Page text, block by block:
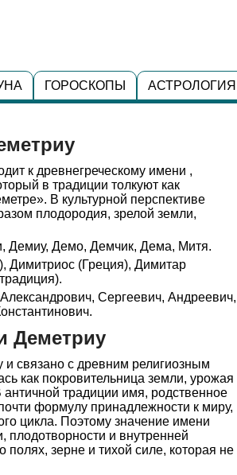
ГОРОСКОПЫ АСТРОЛОГИЯ
к древнегреческому имени ,
в традиции толкуют как
В культурной перспективе
плодородия, зрелой земли,
Демиу, Демо, Демчик, Дема, Митя.
Димитриос (Греция), Димитар
Александрович, Сергеевич, Андреевич,
Деметриу
связано с древним религиозным
как покровительница земли, урожая
традиции имя, родственное
формулу принадлежности к миру,
цикла. Поэтому значение имени
плодотворности и внутренней
зерне и тихой силе, которая не